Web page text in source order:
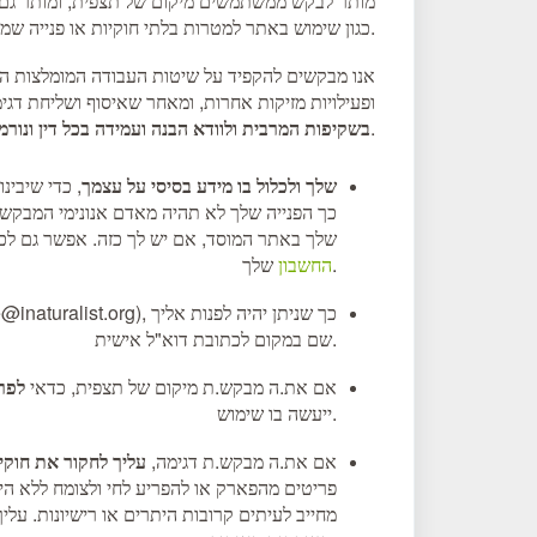
של iNaturalist, כגון שימוש באתר למטרות בלתי חוקיות או פנייה שמטרתה שידול.
אנו מבקשים להקפיד על שיטות העבודה
ופעילויות מזיקות אחרות, ומאחר שאיסוף ושליחת
בשקיפות המרבית ולוודא הבנה ועמידה בכל דין.
יש למלא את פרופיל ה־iNaturalist שלך ולכלול בו מידע בסיסי על עצמך, כדי
כך הפנייה שלך לא תהיה מאדם אנונימי
שלך באתר המוסד, אם יש לך כזה. אפשר גם
החשבוןשלך.
שם במקום לכתובת דוא"ל אישית.
אם את.ה מבקש.ת מיקום של תצפית, כדאי
ייעשה בו שימוש.
אם את.ה מבקש.ת דגימה, עליך לחקור את
פריטים מהפארק או להפריע לחי ולצומח ללא
מחייב לעיתים קרובות היתרים או רישיונות.